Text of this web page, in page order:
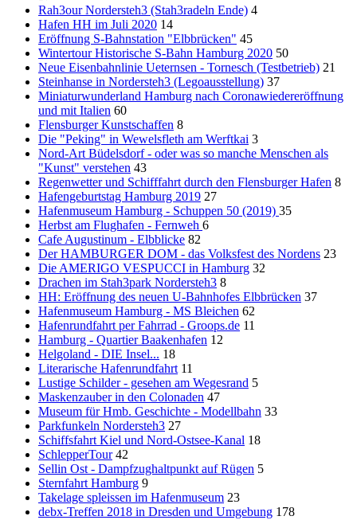
Rah3our Nordersteh3 (Stah3radeln Ende) 4
Hafen HH im Juli 2020 14
Eröffnung S-Bahnstation "Elbbrücken" 45
Wintertour Historische S-Bahn Hamburg 2020 50
Neue Eisenbahnlinie Ueternsen - Tornesch (Testbetrieb) 21
Steinhanse in Nordersteh3 (Legoausstellung) 37
Miniaturwunderland Hamburg nach Coronawiedereröffnung
und mit Italien 60
Flensburger Kunstschaffen 8
Die "Peking" in Wewelsfleth am Werftkai 3
Nord-Art Büdelsdorf - oder was so manche Menschen als
"Kunst" verstehen 43
Regenwetter und Schifffahrt durch den Flensburger Hafen 8
Hafengeburtstag Hamburg 2019 27
Hafenmuseum Hamburg - Schuppen 50 (2019) 35
Herbst am Flughafen - Fernweh 6
Cafe Augustinum - Elbblicke 82
Der HAMBURGER DOM - das Volksfest des Nordens 23
Die AMERIGO VESPUCCI in Hamburg 32
Drachen im Stah3park Nordersteh3 8
HH: Eröffnung des neuen U-Bahnhofes Elbbrücken 37
Hafenmuseum Hamburg - MS Bleichen 62
Hafenrundfahrt per Fahrrad - Groops.de 11
Hamburg - Quartier Baakenhafen 12
Helgoland - DIE Insel... 18
Literarische Hafenrundfahrt 11
Lustige Schilder - gesehen am Wegesrand 5
Maskenzauber in den Colonaden 47
Museum für Hmb. Geschichte - Modellbahn 33
Parkfunkeln Nordersteh3 27
Schiffsfahrt Kiel und Nord-Ostsee-Kanal 18
SchlepperTour 42
Sellin Ost - Dampfzughaltpunkt auf Rügen 5
Sternfahrt Hamburg 9
Takelage spleissen im Hafenmuseum 23
debx-Treffen 2018 in Dresden und Umgebung 178